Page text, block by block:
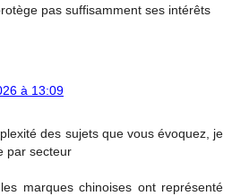
pas suffisamment ses intérêts
à 13:09
des sujets que vous évoquez, je
par secteur
marques chinoises ont représenté